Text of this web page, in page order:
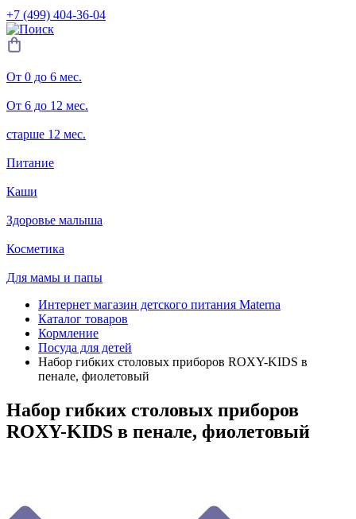
+7 (499) 404-36-04
От 0 до 6 мес.
От 6 до 12 мес.
старше 12 мес.
Питание
Каши
Здоровье малыша
Косметика
Для мамы и папы
Интернет магазин детского питания Materna
Каталог товаров
Кормление
Посуда для детей
Набор гибких столовых приборов ROXY-KIDS в
пенале, фиолетовый
Набор гибких столовых приборов
ROXY-KIDS в пенале, фиолетовый